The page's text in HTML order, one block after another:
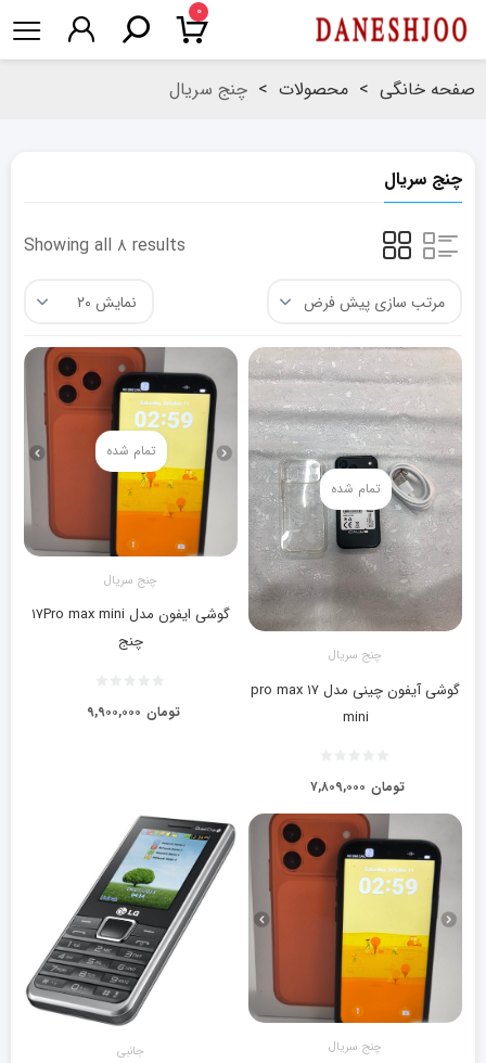
۰
صفحه خانگی > محصولات > چنج سریال
چنج سریال
Showing all ۸ results
تمام شده
چنج سریال
گوشی آیفون چینی مدل ۱۷ pro max
mini
۷,۸۰۹,۰۰۰ تومان
تمام شده
چنج سریال
گوشی ایفون مدل ۱۷Pro max mini
چنج
۹,۹۰۰,۰۰۰ تومان
چنج سریال جانبی